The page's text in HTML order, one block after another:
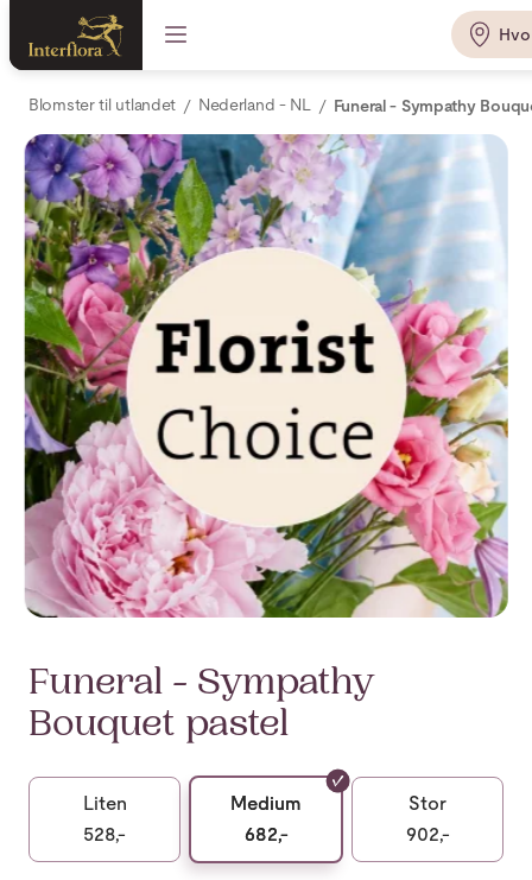
Blomster til utlandet Nederland - NL Funeral - Sympathy
Funeral - Sympathy
Bouquet pastel
Liten
528,-
Medium
682,-
Stor
902,-